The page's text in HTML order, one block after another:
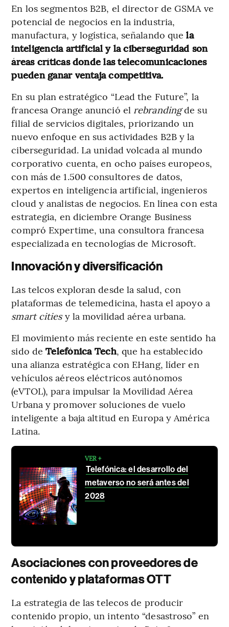
En los segmentos B2B, el director de GSMA ve
potencial de negocios en la industria,
manufactura, y logística, señalando quela
inteligencia artificial y la ciberseguridad son
áreas críticas donde las telecomunicaciones
pueden ganar ventaja competitiva.
En su plan estratégico “Lead the Future”, la
francesa Orange anunció el rebrandingde su
filial de servicios digitales, priorizando un
nuevo enfoque en sus actividades B2B y la
ciberseguridad. La unidad volcada al mundo
corporativo cuenta, en ocho países europeos,
con más de 1.500 consultores de datos,
expertos en inteligencia artificial, ingenieros
cloud y analistas de negocios. En línea con esta
estrategia, en diciembre Orange Business
compró Expertime, una consultora francesa
especializada en tecnologías de Microsoft.
Innovación y diversificación
Las telcos exploran desde la salud, con
plataformas de telemedicina, hasta el apoyo a
smart citiesy la movilidad aérea urbana.
El movimiento más reciente en este sentido ha
sido deTelefónica Tech, que ha establecido
una alianza estratégica con EHang, líder en
vehículos aéreos eléctricos autónomos
(eVTOL), para impulsar la Movilidad Aérea
Urbana y promover soluciones de vuelo
inteligente a baja altitud en Europa y América
Latina.
VER +
Telefónica: el desarrollo del
metaverso no será antes del
2028
Asociaciones con proveedores de
contenido y plataformas OTT
La estrategia de las telecos de producir
contenido propio, un intento “desastroso” en